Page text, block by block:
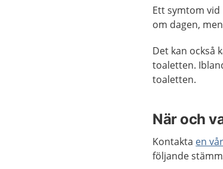
Ett symtom vid
om dagen,
Det kan också
toaletten.
toaletten.
När och
Kontakta en
följande